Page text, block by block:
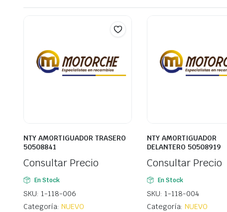
NTY AMORTIGUADOR TRASERO
50508841
Consultar Precio
En Stock
SKU: 1-118-006
Categoría: NUEVO
NTY AMORTIGUADOR
DELANTERO 50508919
Consultar Precio
En Stock
SKU: 1-118-004
Categoría: NUEVO